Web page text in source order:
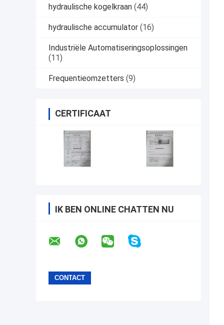
hydraulische kogelkraan (44)
hydraulische accumulator (16)
Industriële Automatiseringsoplossingen
(11)
Frequentieomzetters (9)
CERTIFICAAT
IK BEN ONLINE CHATTEN NU